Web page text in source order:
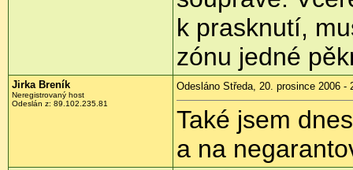
k prasknutí,
zónu jedné
Jirka Breník
Neregistrovaný host
Odeslán z: 89.102.235.81
Odesláno Středa, 20. prosince 2006 -
Také jsem
a na